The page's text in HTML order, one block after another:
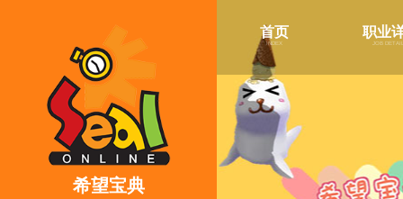
希望宝典
首页
index
职业
job